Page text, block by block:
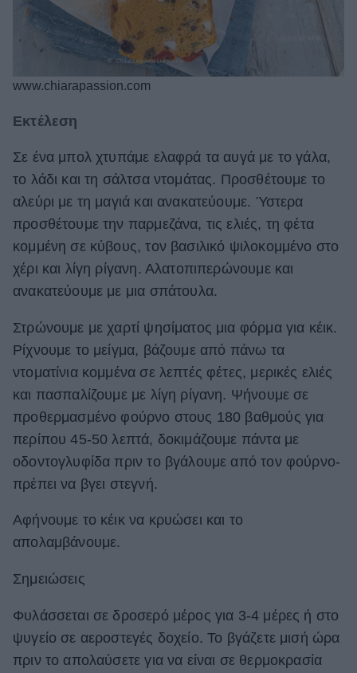
www.chiarapassion.com
Εκτέλεση
Σε ένα μπολ χτυπάμε ελαφρά τα αυγά με το γάλα,
το λάδι και τη σάλτσα ντομάτας. Προσθέτουμε το
αλεύρι με τη μαγιά και ανακατεύουμε. Ύστερα
προσθέτουμε την παρμεζάνα, τις ελιές, τη φέτα
κομμένη σε κύβους, τον βασιλικό ψιλοκομμένο στο
χέρι και λίγη ρίγανη. Αλατοπιπερώνουμε και
ανακατεύουμε με μια σπάτουλα.
Στρώνουμε με χαρτί ψησίματος μια φόρμα για κέικ.
Ρίχνουμε το μείγμα, βάζουμε από πάνω τα
ντοματίνια κομμένα σε λεπτές φέτες, μερικές ελιές
και πασπαλίζουμε με λίγη ρίγανη. Ψήνουμε σε
προθερμασμένο φούρνο στους 180 βαθμούς για
περίπου 45-50 λεπτά, δοκιμάζουμε πάντα με
οδοντογλυφίδα πριν το βγάλουμε από τον φούρνο-
πρέπει να βγει στεγνή.
Αφήνουμε το κέικ να κρυώσει και το
απολαμβάνουμε.
Σημειώσεις
Φυλάσσεται σε δροσερό μέρος για 3-4 μέρες ή στο
ψυγείο σε αεροστεγές δοχείο. Το βγάζετε μισή ώρα
πριν το απολαύσετε για να είναι σε θερμοκρασία